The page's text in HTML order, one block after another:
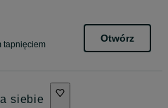
tapnięciem
Otwórz
siebie